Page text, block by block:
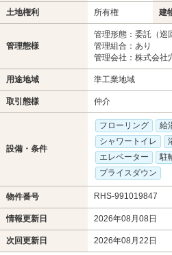
土地権利 所有権 建
管理態様
管理形態：委託（巡
管理組合：あり
管理会社：株式会社
用途地域 準工業地域
取引態様 仲介
設備・条件
フローリング 給
シャワートイレ
エレベーター
駐
プライスダウン
物件番号 RHS-991019847
情報更新日 2026年08月08日
次回更新日 2026年08月22日